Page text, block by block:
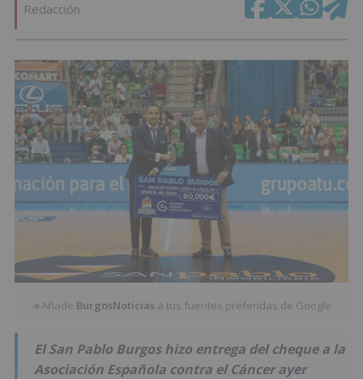
Redacción
★Añade BurgosNoticias a tus fuentes preferidas de Google
El San Pablo Burgos hizo entrega del cheque a la
Asociación Española contra el Cáncer ayer